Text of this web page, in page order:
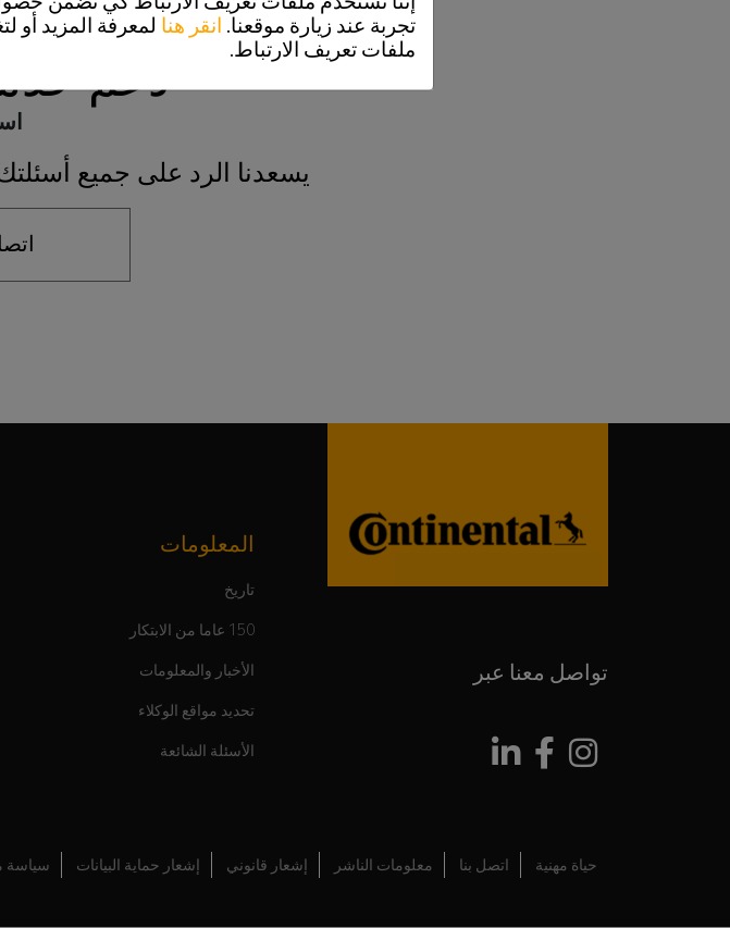
دعم
يسعدنا الرد على جميع
تواصل معنا عبر
المعلومات
تاريخ
150 عاما من الابتكار
الأخبار والمعلومات
تحديد مواقع الوكلاء
الأسئلة الشائعة
حياة مهنية اتصل بنا معلومات الناشر إشعار قانوني إشعار حماية البيانات سياسة
تجربة عند زيارة موقعنا. انقر هنا لمعرفة المزيد أو
ملفات تعريف الارتباط.